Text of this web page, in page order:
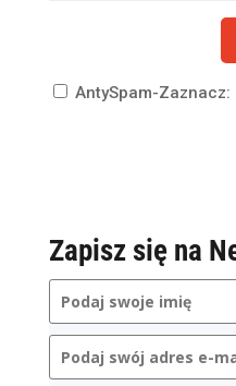
AntySpam-Zaznacz:
Zapisz się na